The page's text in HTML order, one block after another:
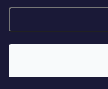
Obchodní podmínky pro
Zásady používání cookies
Potřebujete s